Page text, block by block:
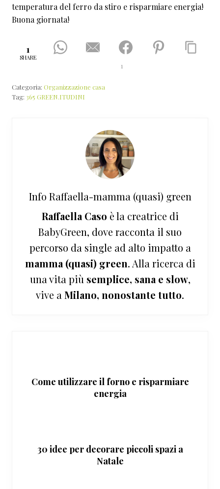
temperatura del ferro da stiro e risparmiare energia!
Buona giornata!
1
SHARE
1
Categoria: Organizzazione casa
Tag: 365 GREEN.ITUDINI
Info Raffaella-mamma (quasi) green
Raffaella Caso è la creatrice di
BabyGreen, dove racconta il suo
percorso da single ad alto impatto a
mamma (quasi) green. Alla ricerca di
una vita più semplice, sana e slow,
vive a Milano, nonostante tutto.
Come utilizzare il forno e risparmiare
energia
30 idee per decorare piccoli spazi a
Natale